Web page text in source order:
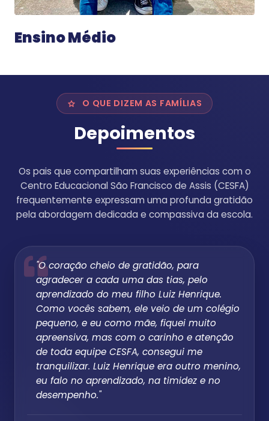
Ensino Médio
O QUE DIZEM AS FAMÍLIAS
Depoimentos
Os pais que compartilham suas experiências com o
Centro Educacional São Francisco de Assis (CESFA)
frequentemente expressam uma profunda gratidão
pela abordagem dedicada e compassiva da escola.
"O coração cheio de gratidão, para
agradecer a cada uma das tias, pelo
aprendizado do meu filho Luiz Henrique.
Como vocês sabem, ele veio de um colégio
pequeno, e eu como mãe, fiquei muito
apreensiva, mas com o carinho e atenção
de toda equipe CESFA, consegui me
tranquilizar. Luiz Henrique era outro menino,
eu falo no aprendizado, na timidez e no
desempenho."